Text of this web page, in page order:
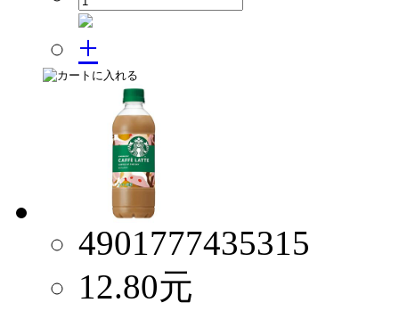
4901777435315
12.80元